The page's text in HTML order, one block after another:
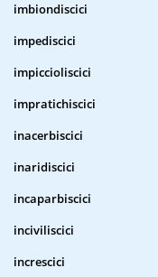
imbiondiscici
impediscici
impiccioliscici
impratichiscici
inacerbiscici
inaridiscici
incaparbiscici
inciviliscici
increscici